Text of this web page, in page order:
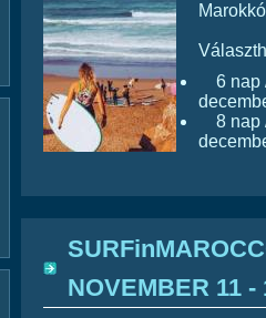
6 nap
8 nap
NOVEMBER 11 -